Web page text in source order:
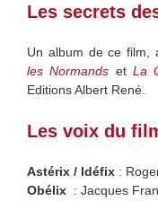
Les secrets
Un album de ce film,
les Normands et La
Editions Albert René.
Les voix du
Astérix / Idéfix :
Obélix : Jacques